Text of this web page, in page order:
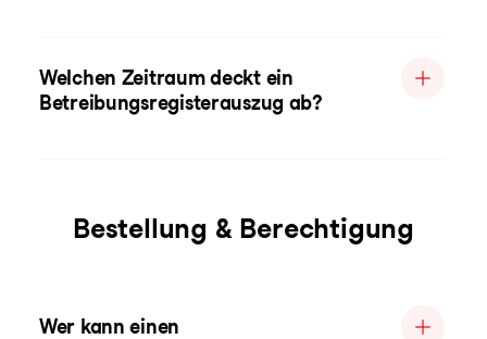
Welchen Zeitraum deckt ein
Betreibungsregisterauszug ab?
Bestellung & Berechtigung
Wer kann einen